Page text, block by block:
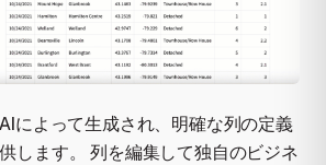
によって生成され、明確な列の定義
します。 列を編集して独自のビジネ